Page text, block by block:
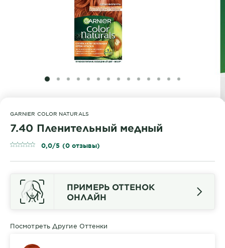
SLIDE 1
SLIDE 2
SLIDE 3
SLIDE 4
SLIDE 5
SLIDE 6
SLIDE 7
SLIDE 8
SLIDE 9
SLIDE 10
SLIDE 11
SLIDE 12
SLIDE 13
SLIDE 14
GARNIER COLOR NATURALS
7.40 Пленительный медный
0,0/5 (0 отзывы)
ПРИМЕРЬ ОТТЕНОК
ОНЛАЙН
Посмотреть Другие Оттенки